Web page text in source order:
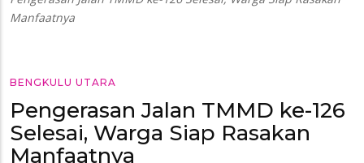
Manfaatnya
BENGKULU UTARA
Pengerasan Jalan TMMD ke-126
Selesai, Warga Siap Rasakan
Manfaatnya